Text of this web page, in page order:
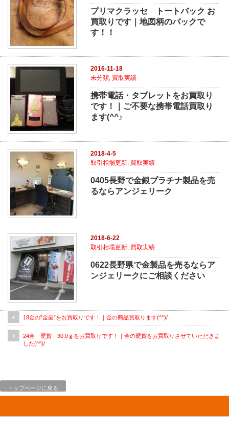
プリマクラッセ トートバック お
買取りです｜地図柄のバックで
す！！
2016-11-18
未分類, 買取実績
携帯電話・タブレットをお買取り
です！｜ご不要な携帯電話買取り
ます(^^♪
2018-4-5
取引相場更新 買取実績
0405長野で金銀プラチナ製品を売
るならアンジェリーク
2018-6-22
取引相場更新, 買取実績
0622長野県で金製品を売るならア
ンジェリークにご相談ください
18金の”金歯”をお買取りです！｜金の商品買取ります(^^)/
24金 硬貨 30.0ｇをお買取りです！｜金の硬貨をお買取りさせていただきま
した(^^)/
トップページに戻る